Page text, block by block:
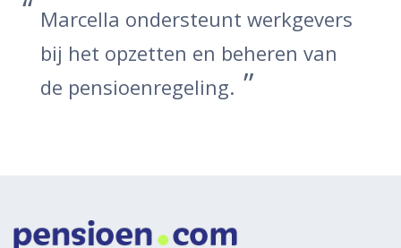
Marcella ondersteunt werkgevers
bij het opzetten en beheren van
de pensioenregeling.